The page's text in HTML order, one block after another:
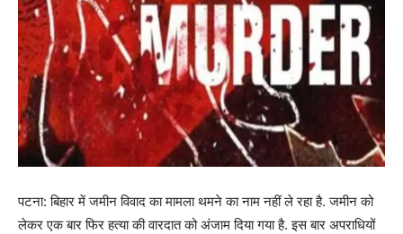
पटना: बिहार में जमीन विवाद का मामला थमने का नाम नहीं ले रहा है. जमीन को
लेकर एक बार फिर हत्या की वारदात को अंजाम दिया गया है. इस बार अपराधियों